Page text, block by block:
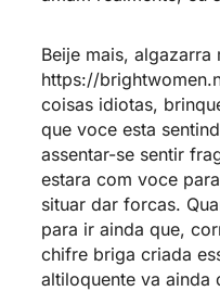
Beije mais,
https://
coisas idiotas,
que voce esta
assentar-se sentir
estara com voce
situar dar forcas.
para ir ainda que,
chifre briga criada
altiloquente va